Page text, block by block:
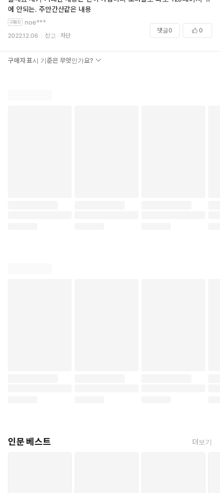
에 안되는. 주만간산같은 내용
noe***
2022.12.06 신고 차단
댓글0 0
구매자 표시 기준은 무엇인가요?
인문 베스트 더보기